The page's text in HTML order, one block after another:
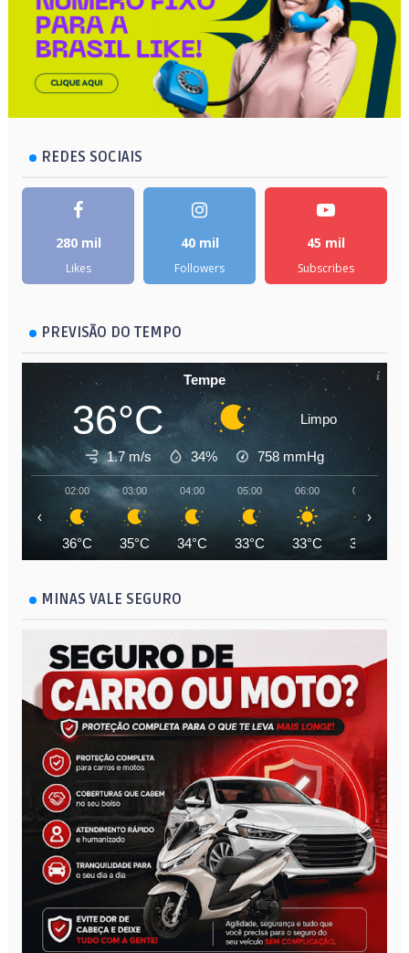
REDES SOCIAIS
280 mil
Likes
40 mil
Followers
45 mil
Subscribes
PREVISÃO DO TEMPO
Tempe
36°C Limpo
1.7 m/s 34% 758 mmHg
02:00
36°C
03:00
35°C
04:00
34°C
05:00
33°C
06:00
33°C
07:00
34°C
‹ ›
MINAS VALE SEGURO